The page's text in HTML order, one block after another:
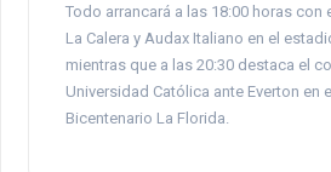
Todo arrancará a las 18:00 horas con
La Calera y Audax Italiano en el
mientras que a las 20:30 destaca el
Universidad Católica ante Everton en
Bicentenario La Florida.